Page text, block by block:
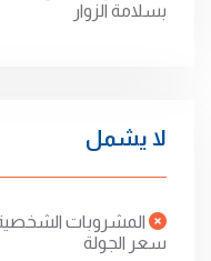
بسلامة الزوار
لا يشمل
المشروبات
سعر الجولة